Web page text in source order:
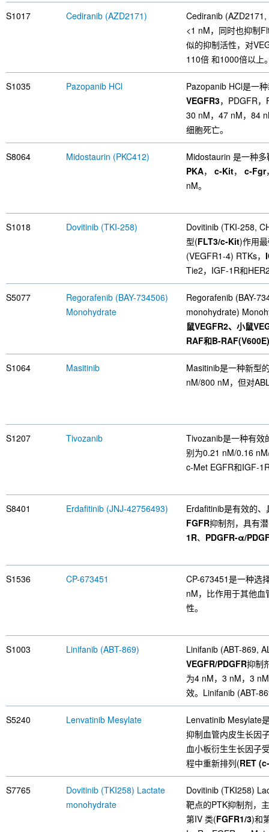
S1017 Cediranib (AZD2171)
Cediranib
<1 nM，同时也抑制
似的抑制活性，对
110倍 和1000倍以上
S1035 Pazopanib HCl
Pazopanib HCl是一
VEGFR3，PDGFR
30 nM，47 nM，84
细胞死亡。
S8064 Midostaurin (PKC412)
Midostaurin 是一种
PKA， c-Kit， c-Fgr
nM。
S1018 Dovitinib (TKI-258)
Dovitinib (TKI-258,
型(FLT3/c-Kit)作用
(VEGFR1-4) RTKs，
Tie2，IGF-1R和
S5077
Regorafenib (BAY-734506)
Monohydrate
Regorafenib (BAY-
monohydrate)
鼠VEGFR2、小鼠
RAF和B-RAF(V600E)
S1064 Masitinib
Masitinib是一种新型
nM/800 nM，但对
S1207 Tivozanib
Tivozanib是一种有效
别为0.21 nM/0.16
c-Met EGFR和IGF-
S8401 Erdafitinib (JNJ-42756493)
Erdafitinib是有效的
FGFR抑制剂，具有
1R、 PDGFR-α/
S1536 CP-673451
CP-673451是一种选
nM，比作用于其他
性。
S1003 Linifanib (ABT-869)
Linifanib (ABT-869,
VEGFR/PDGFR抑制
为4 nM，3 nM，3
效。Linifanib (ABT-
S5240 Lenvatinib Mesylate
Lenvatinib Mesylate
抑制血管内皮生长因
血小板衍生生长因子
程中重新排列(RET
S7765
Dovitinib (TKI258) Lactate
monohydrate
Dovitinib (TKI258)
靶点的PTK抑制剂，
第IV 类(FGFR1/3)和